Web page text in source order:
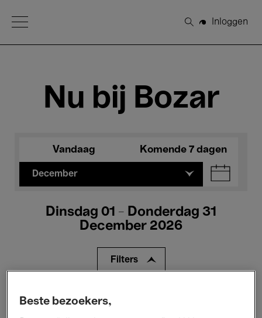
Open Menu
Zoeken
Inloggen
Nu bij Bozar
Vandaag Komende 7 dagen
December
Dinsdag 01 - Donderdag 31
December 2026
Filters
Alle evenementen
Beste bezoekers,